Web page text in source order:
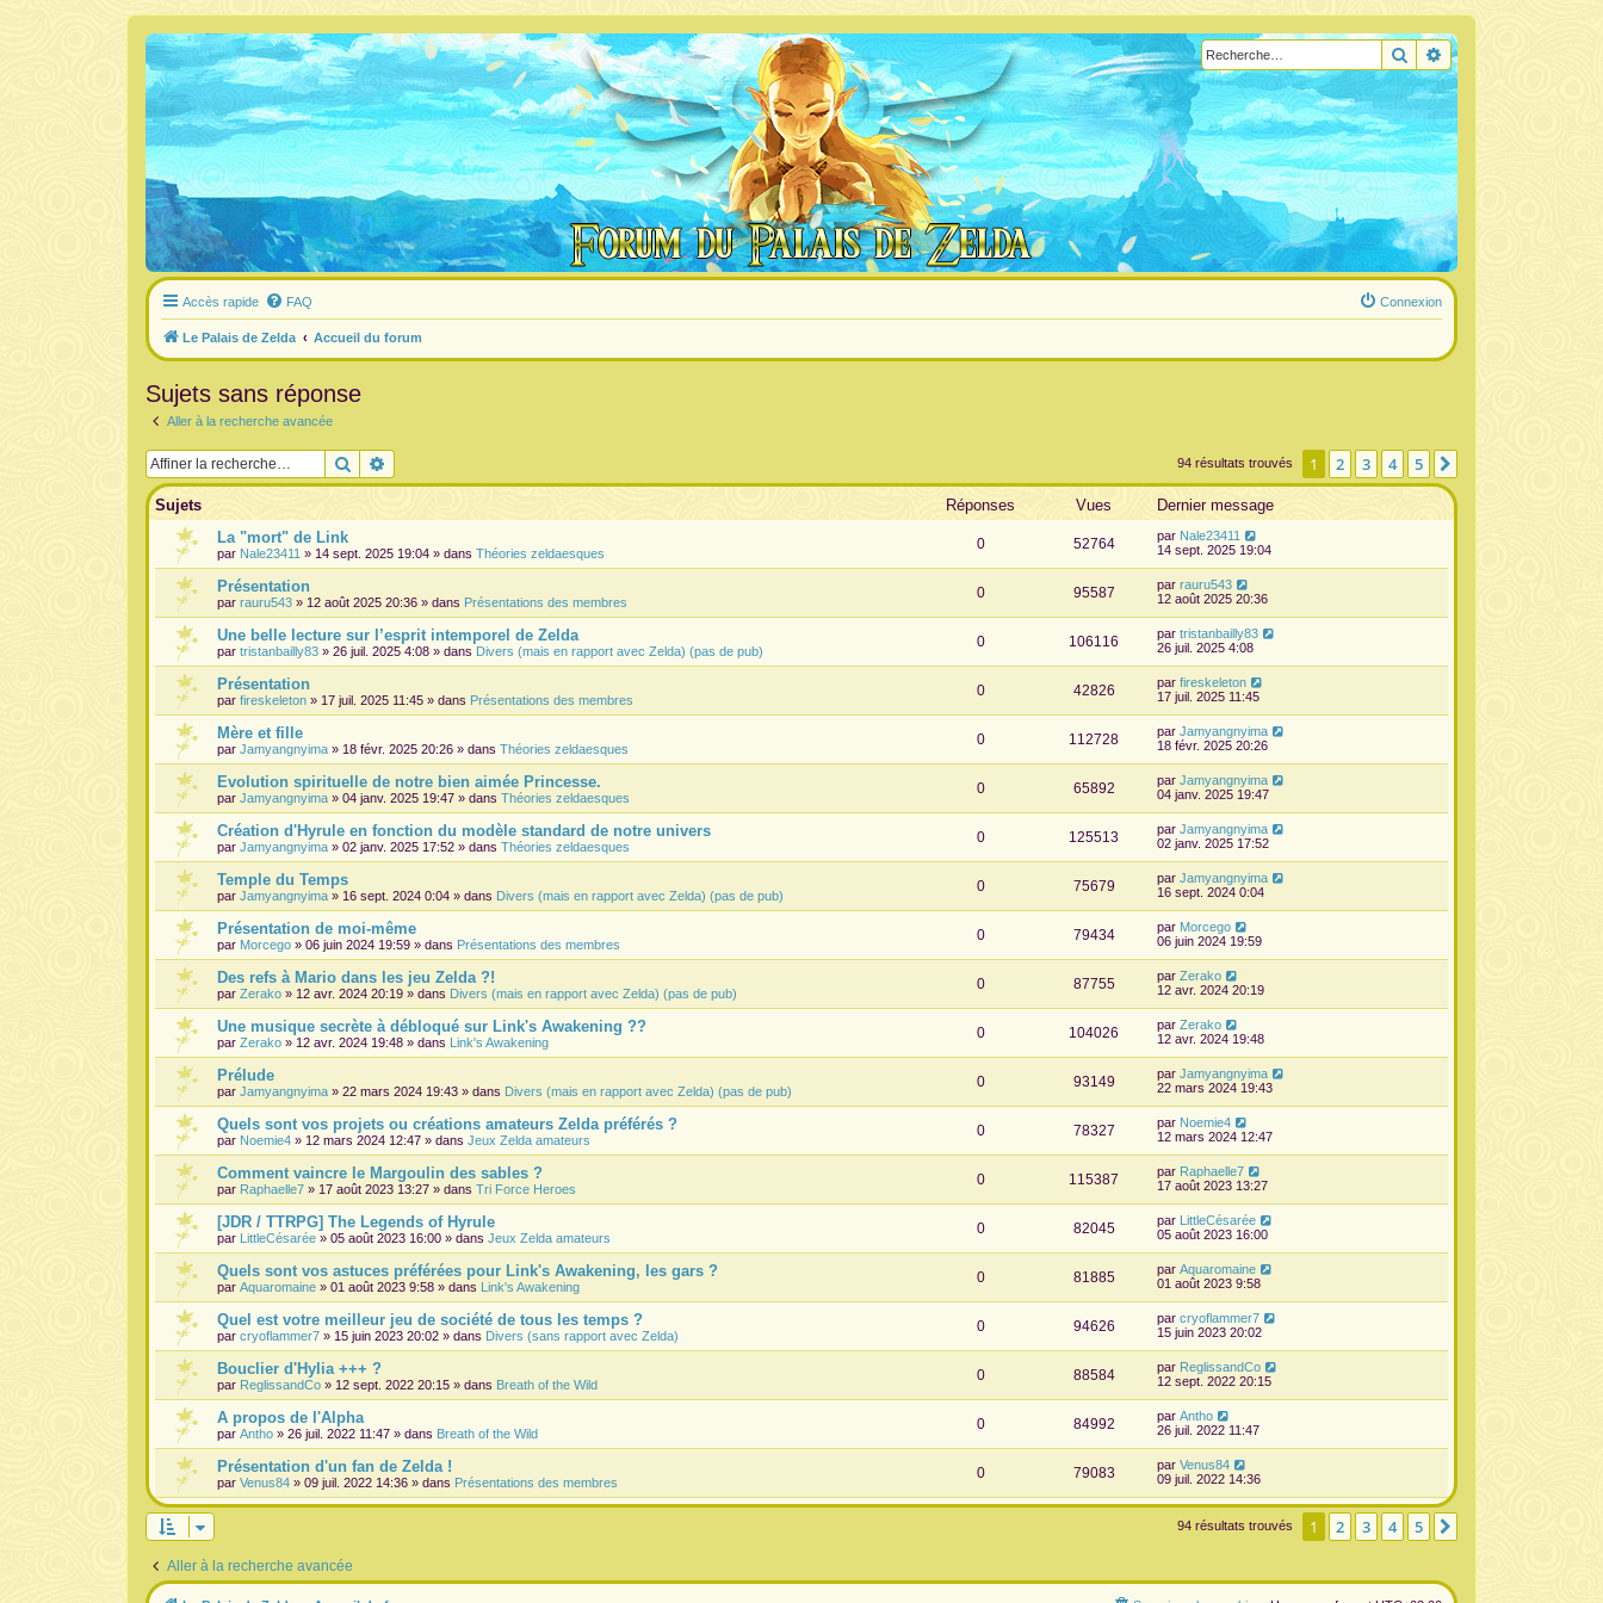
RechercherRecherche avancée
Accès rapide FAQ Connexion
Le Palais de Zelda Accueil du forum
Sujets sans réponse
Aller à la recherche avancée
Rechercher 94 résultats trouvés 1 2 3 4 5
Sujets Réponses Vues
Dernier message
La "mort" de Link
par Nale23411 » 14 sept. 2025 19:04 » dans Théories zeldaesques
0 52764 par Nale23411
14 sept. 2025 19:04
Présentation
par rauru543 » 12 août 2025 20:36 » dans Présentations des membres
0 95587 par rauru543
12 août 2025 20:36
Une belle lecture sur l’esprit intemporel de Zelda
par tristanbailly83 » 26 juil. 2025 4:08 » dans Divers (mais en rapport avec Zelda) (pas de pub)
0 106116 par tristanbailly83
26 juil. 2025 4:08
Présentation
par fireskeleton » 17 juil. 2025 11:45 » dans Présentations des membres
0 42826 par fireskeleton
17 juil. 2025 11:45
Mère et fille
par Jamyangnyima » 18 févr. 2025 20:26 » dans Théories zeldaesques
0 112728 par Jamyangnyima
18 févr. 2025 20:26
Evolution spirituelle de notre bien aimée Princesse.
par Jamyangnyima » 04 janv. 2025 19:47 » dans Théories zeldaesques
0 65892 par Jamyangnyima
04 janv. 2025 19:47
Création d'Hyrule en fonction du modèle standard de notre univers
par Jamyangnyima » 02 janv. 2025 17:52 » dans Théories zeldaesques
0 125513 par Jamyangnyima
02 janv. 2025 17:52
Temple du Temps
par Jamyangnyima » 16 sept. 2024 0:04 » dans Divers (mais en rapport avec Zelda) (pas de pub)
0 75679 par Jamyangnyima
16 sept. 2024 0:04
Présentation de moi-même
par Morcego » 06 juin 2024 19:59 » dans Présentations des membres
0 79434 par Morcego
06 juin 2024 19:59
Des refs à Mario dans les jeu Zelda ?!
par Zerako » 12 avr. 2024 20:19 » dans Divers (mais en rapport avec Zelda) (pas de pub)
0 87755 par Zerako
12 avr. 2024 20:19
Une musique secrète à débloqué sur Link's Awakening ??
par Zerako » 12 avr. 2024 19:48 » dans Link's Awakening
0 104026 par Zerako
12 avr. 2024 19:48
Prélude
par Jamyangnyima » 22 mars 2024 19:43 » dans Divers (mais en rapport avec Zelda) (pas de pub)
0 93149 par Jamyangnyima
22 mars 2024 19:43
Quels sont vos projets ou créations amateurs Zelda préférés ?
par Noemie4 » 12 mars 2024 12:47 » dans Jeux Zelda amateurs
0 78327 par Noemie4
12 mars 2024 12:47
Comment vaincre le Margoulin des sables ?
par Raphaelle7 » 17 août 2023 13:27 » dans Tri Force Heroes
0 115387 par Raphaelle7
17 août 2023 13:27
[JDR / TTRPG] The Legends of Hyrule
par LittleCésarée » 05 août 2023 16:00 » dans Jeux Zelda amateurs
0 82045 par LittleCésarée
05 août 2023 16:00
Quels sont vos astuces préférées pour Link's Awakening, les gars ?
par Aquaromaine » 01 août 2023 9:58 » dans Link's Awakening
0 81885 par Aquaromaine
01 août 2023 9:58
Quel est votre meilleur jeu de société de tous les temps ?
par cryoflammer7 » 15 juin 2023 20:02 » dans Divers (sans rapport avec Zelda)
0 94626 par cryoflammer7
15 juin 2023 20:02
Bouclier d'Hylia +++ ?
par ReglissandCo » 12 sept. 2022 20:15 » dans Breath of the Wild
0 88584 par ReglissandCo
12 sept. 2022 20:15
A propos de l'Alpha
par Antho » 26 juil. 2022 11:47 » dans Breath of the Wild
0 84992 par Antho
26 juil. 2022 11:47
Présentation d'un fan de Zelda !
par Venus84 » 09 juil. 2022 14:36 » dans Présentations des membres
0 79083 par Venus84
09 juil. 2022 14:36
94 résultats trouvés 1 2 3 4 5
Aller à la recherche avancée